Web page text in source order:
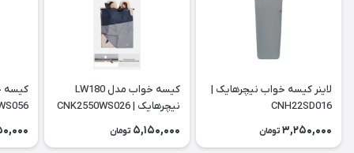
لاینر کیسه خواب نیچرهایک |
CNH22SD016
3,250,000 تومان
کیسه خواب مدل LW180
نیچرهایک | CNK2550WS026
5,150,000 تومان